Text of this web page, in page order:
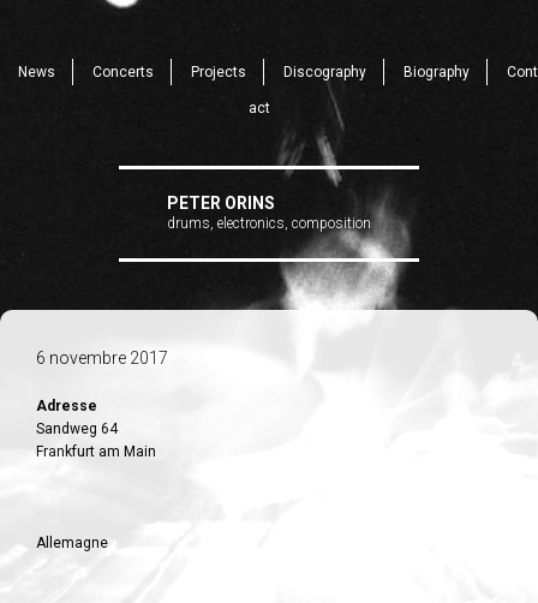
News Concerts Projects Discography Biography Cont
act
PETER ORINS
drums, electronics, composition
6 novembre 2017
Adresse
Sandweg 64
Frankfurt am Main
Allemagne